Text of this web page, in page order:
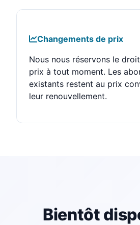
Changements de prix
Nous nous réservons le
prix à tout moment. Les
existants restent au prix
leur renouvellement.
Bientôt